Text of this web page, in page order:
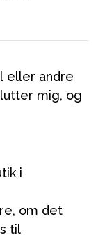
eller andre
mig, og
i
om det
til